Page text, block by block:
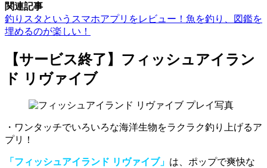
関連記事
釣りスタというスマホアプリをレビュー！魚を釣り、図鑑を
埋めるのが楽しい！
【サービス終了】フィッシュアイラン
ド リヴァイブ
・ワンタッチでいろいろな海洋生物をラクラク釣り上げるア
プリ！
「フィッシュアイランド リヴァイブ」 は、ポップで爽快な